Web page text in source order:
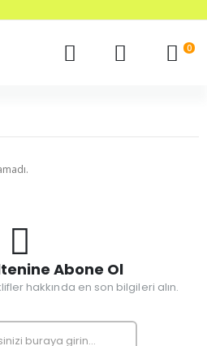
0
Abone Ol
hakkında en son bilgileri alın.